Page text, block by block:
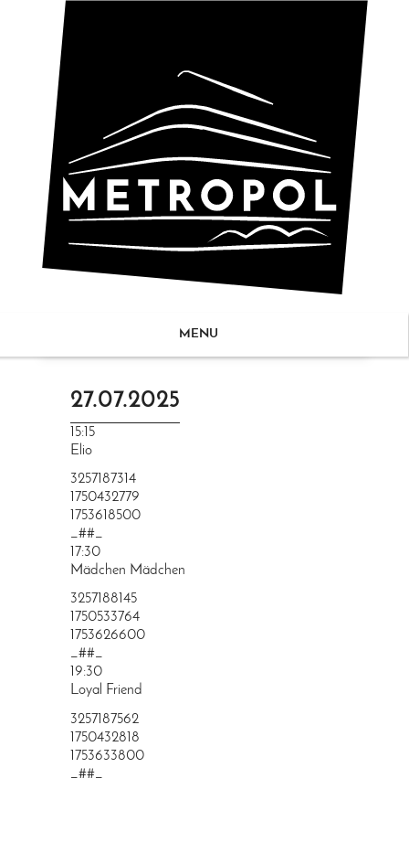
MENU
27.07.2025
15:15
Elio
3257187314
1750432779
1753618500
_##_
17:30
Mädchen Mädchen
3257188145
1750533764
1753626600
_##_
19:30
Loyal Friend
3257187562
1750432818
1753633800
_##_